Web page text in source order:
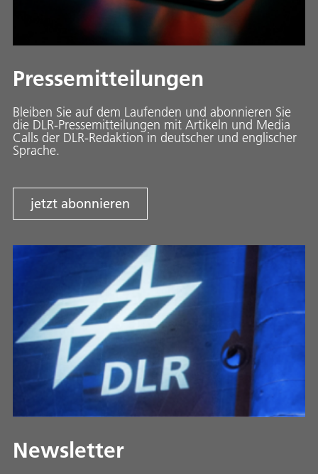
Pressemitteilungen
Bleiben Sie auf dem Laufenden und abonnieren Sie
die DLR-Pressemitteilungen mit Artikeln und Media
Calls der DLR-Redaktion in deutscher und englischer
Sprache.
jetzt abonnieren
Newsletter